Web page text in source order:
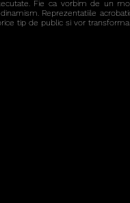
Fie ca vorbim de un
Reprezentatiile
tip de public si vor